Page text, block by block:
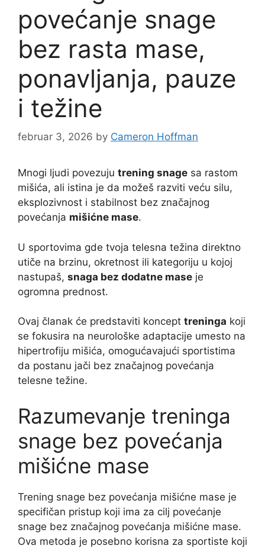
povećanje snage
bez rasta mase,
ponavljanja, pauze
i težine
februar 3, 2026 by Cameron Hoffman
Mnogi ljudi povezuju trening snage sa rastom
mišića, ali istina je da možeš razviti veću silu,
eksplozivnost i stabilnost bez značajnog
povećanja mišićne mase.
U sportovima gde tvoja telesna težina direktno
utiče na brzinu, okretnost ili kategoriju u kojoj
nastupaš, snaga bez dodatne mase je
ogromna prednost.
Ovaj članak će predstaviti koncept treninga koji
se fokusira na neurološke adaptacije umesto na
hipertrofiju mišića, omogućavajući sportistima
da postanu jači bez značajnog povećanja
telesne težine.
Razumevanje treninga
snage bez povećanja
mišićne mase
Trening snage bez povećanja mišićne mase je
specifičan pristup koji ima za cilj povećanje
snage bez značajnog povećanja mišićne mase.
Ova metoda je posebno korisna za sportiste koji